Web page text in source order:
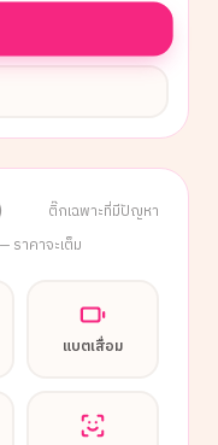
ติ๊กเฉพาะที่มีปัญหา
ราคาจะเต็ม
แบตเสื่อม